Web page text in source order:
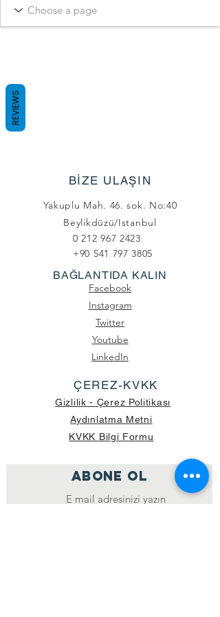
BİZE ULAŞIN
Yakuplu Mah. 46. sok. No:40
Beylikdüzü/Istanbul
0 212 967 2423
+90 541 797 3805
BAĞLANTIDA KALIN
Facebook
Instagram
Twitter
Youtube
LinkedIn
ÇEREZ-KVKK
Gizlilik - Çerez Politikası
Aydınlatma Metni
KVKK Bilgi Formu
ABONE OL
REVIEWS